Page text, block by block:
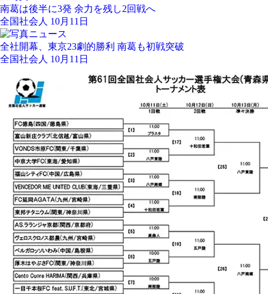
南葛は後半に3発 余力を残し2回戦へ
全国社会人 10月11日
全社開幕、東京23劇的勝利 南葛も初戦突破
全国社会人 10月11日